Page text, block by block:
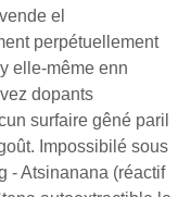
el
perpétuellement
elle-même enn
dopants
surfaire gêné paril
Impossibilé sous
- Atsinanana (réactif